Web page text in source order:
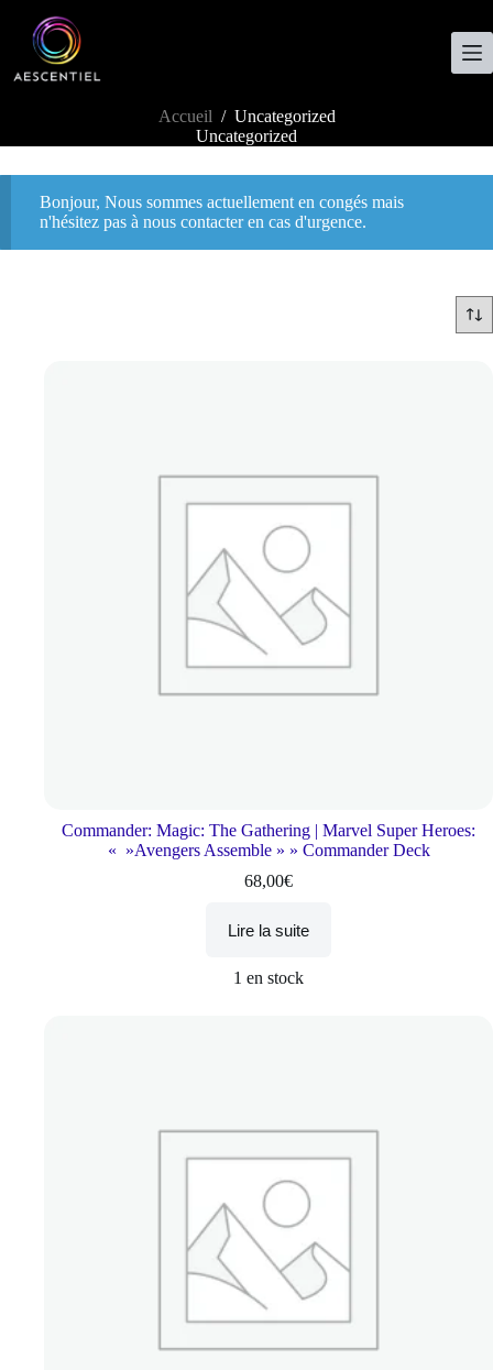
Accueil / Uncategorized
Uncategorized
Bonjour, Nous sommes actuellement en congés mais
n'hésitez pas à nous contacter en cas d'urgence.
Commander: Magic: The Gathering | Marvel Super Heroes:
« »Avengers Assemble » » Commander Deck
68,00€
Lire la suite
1 en stock